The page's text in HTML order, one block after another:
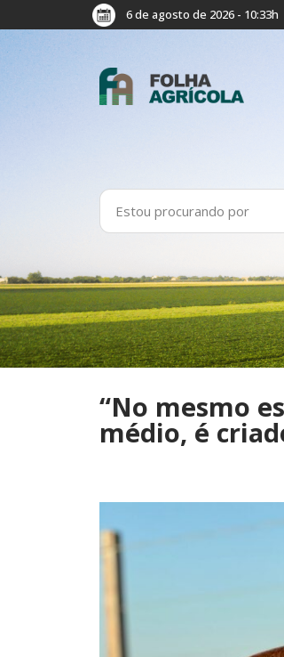
6 de agosto de 2026 - 10:33h
“No mesmo
médio, é